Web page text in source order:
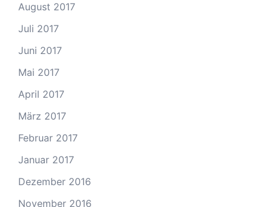
August 2017
Juli 2017
Juni 2017
Mai 2017
April 2017
März 2017
Februar 2017
Januar 2017
Dezember 2016
November 2016